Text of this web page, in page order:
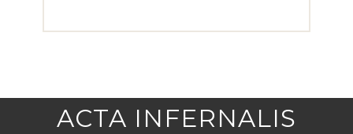
ACTA INFERNALIS